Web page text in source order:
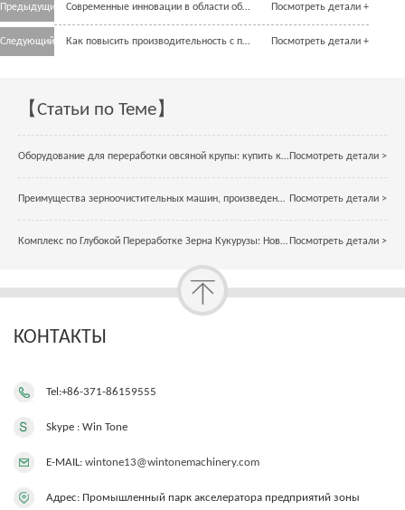
Посмотреть детали +
Предыдущий Современные инновации в области обработки и сортировки зерна.
Посмотреть детали +
Следующий Как повысить производительность с помощью автоматизированных систем очистки зерна?
【Статьи по Теме】
Посмотреть детали >
Оборудование для переработки овсяной крупы: купить качественное оборудование по выгодной цене
Посмотреть детали >
Преимущества зерноочистительных машин, произведенных в Китае
Посмотреть детали >
Комплекс по Глубокой Переработке Зерна Кукурузы: Новая Эра Технологий
КОНТАКТЫ
Tel:+86-371-86159555
Skype : Win Tone
E-MAIL: wintone13@wintonemachinery.com
Адрес: Промышленный парк акселератора предприятий зоны